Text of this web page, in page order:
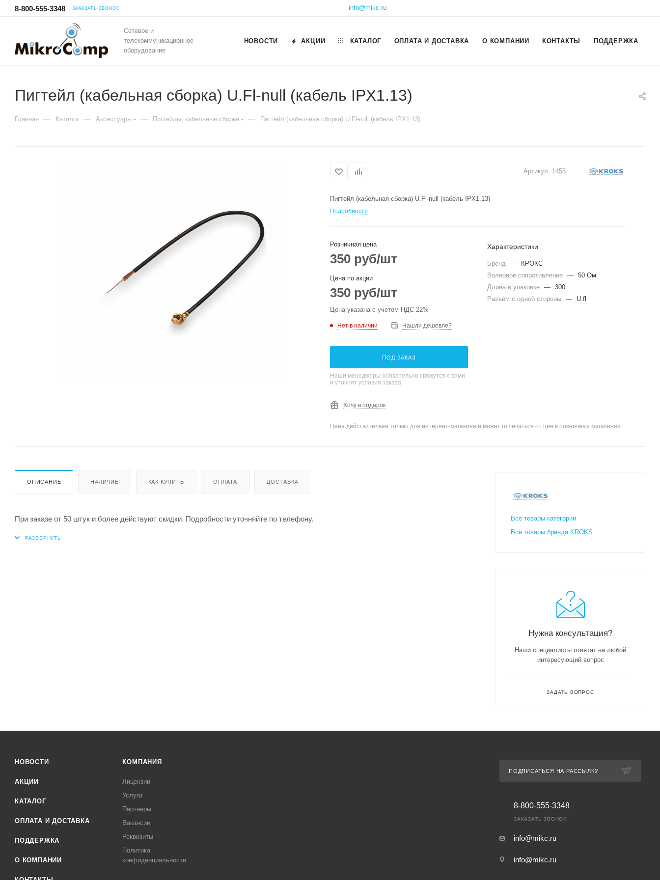
8-800-555-3348 ЗАКАЗАТЬ ЗВОНОК info@mikc.ru
Сетевое и
телекоммуникационное
оборудование
НОВОСТИ АКЦИИ КАТАЛОГ ОПЛАТА И ДОСТАВКА О КОМПАНИИ КОНТАКТЫ ПОДДЕРЖКА
Пигтейл (кабельная сборка) U.Fl-null (кабель IPX1.13)
Главная — Каталог — Аксессуары — Пигтейлы, кабельные сборки — Пигтейл (кабельная сборка) U.Fl-null (кабель IPX1.13)
Артикул: 1455
Пигтейл (кабельная сборка) U.Fl-null (кабель IPX1.13)
Подробности
Розничная цена
350 руб/шт
Цена по акции
350 руб/шт
Цена указана с учетом НДС 22%
Нет в наличии Нашли дешевле?
ПОД ЗАКАЗ
Наши менеджеры обязательно свяжутся с вами
и уточнят условия заказа
Хочу в подарок
Характеристики
Бренд —
КРОКС
Волновое сопротивление — 50 Ом
Длина в упаковке — 300
Разъем с одной стороны — U.fl
Цена действительна только для интернет-магазина и может отличаться от цен в розничных магазинах
ОПИСАНИЕ НАЛИЧИЕ КАК КУПИТЬ ОПЛАТА ДОСТАВКА
При заказе от 50 штук и более действуют скидки. Подробности уточняйте по телефону.
Все товары категории
Все товары бренда KROKS
Нужна консультация?
Наши специалисты ответят на любой
интересующий вопрос
ЗАДАТЬ ВОПРОС
НОВОСТИ
АКЦИИ
КАТАЛОГ
ОПЛАТА И ДОСТАВКА
ПОДДЕРЖКА
О КОМПАНИИ
КОМПАНИЯ
Лицензии
Услуги
Партнеры
Вакансии
Реквизиты
Политика
конфиденциальности
ПОДПИСАТЬСЯ НА РАССЫЛКУ
8-800-555-3348
ЗАКАЗАТЬ ЗВОНОК
info@mikc.ru
info@mikc.ru